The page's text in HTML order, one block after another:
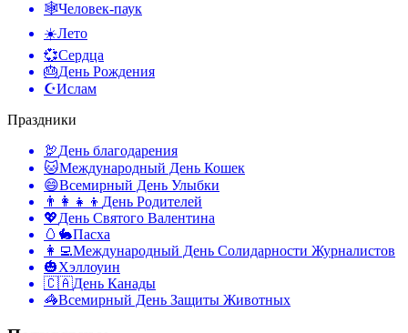
🕸️Человек-паук
☀️Лето
💞Сердца
🎂День Рождения
☪️Ислам
Праздники
🦃День благодарения
🐱Международный День Кошек
😄Всемирный День Улыбки
👨‍👩‍👧‍👦 День Родителей
💖День Святого Валентина
🥚🐇Пасха
👩‍💻Международный День Солидарности Журналистов
🎃Хэллоуин
🇨🇦День Канады
🦓Всемирный День Защиты Животных